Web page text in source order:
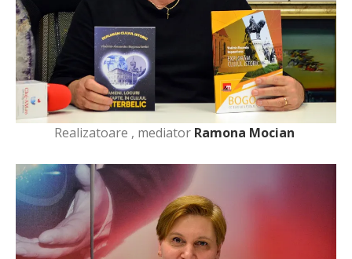
Realizatoare , mediator Ramona Mocian